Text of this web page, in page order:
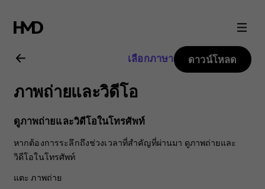
คู่มือ
ผู้
ใช้
Nokia
8.1
เลือกภาษา ดาวน์โหลด
ภาพถ่ายและวิดีโอ
ดูภาพถ่ายและวิดีโอในโทรศัพท์
หากต้องการระลึกถึงช่วงเวลาที่สำคัญที่ผ่านมา ดูภาพถ่ายและ
วิดีโอในโทรศัพท์
แตะภาพถ่าย